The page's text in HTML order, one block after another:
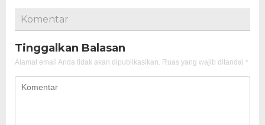
Komentar
Tinggalkan Balasan
Alamat email Anda tidak akan dipublikasikan. Ruas yang wajib ditandai *